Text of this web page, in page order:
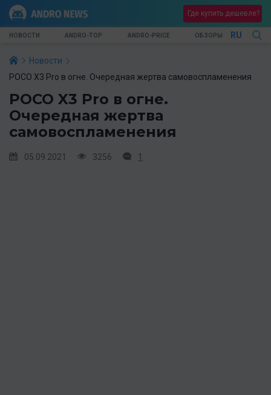
Где купить дешевле?
НОВОСТИ ANDRO-TOP ANDRO-PRICE ОБЗОРЫ RU
Новости
POCO X3 Pro в огне. Очередная жертва самовоспламенения
POCO X3 Pro в огне.
Очередная жертва
самовоспламенения
05.09.2021 3256 1